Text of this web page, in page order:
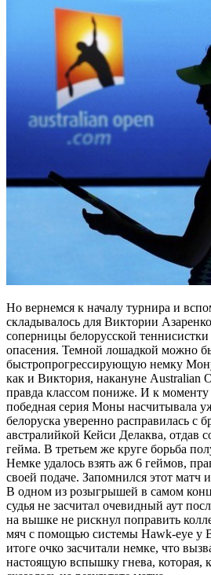
Но вернемся к началу турнира и
складывалось для Виктории
соперницы белорусской
опасения. Темной лошадкой можно
быстропрогрессирующую немку
как и Виктория, накануне Australian
правда классом пониже. И к моменту
победная серия Моны насчитывала
белоруска уверенно расправилась с
австралийкой Кейси Делаква, отдав
гейма. В третьем же круге борьба
Немке удалось взять аж 6 геймов,
своей подаче. Запомнился этот матч
В одном из розыгрышей в самом
судья не засчитал очевидный аут
на вышке не рискнул поправить
мяч с помощью сиcтемы Hawk-eye у
итоге очко засчитали немке, что
настоящую вспышку гнева, которая,